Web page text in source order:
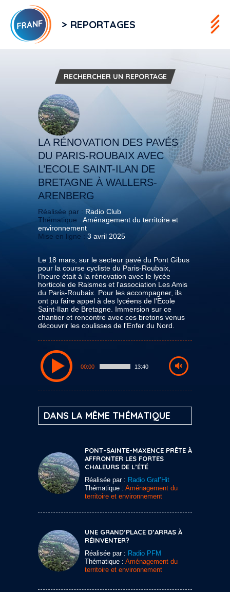
> REPORTAGES
RECHERCHER UN REPORTAGE
LA RÉNOVATION DES PAVÉS
DU PARIS-ROUBAIX AVEC
L’ECOLE SAINT-ILAN DE
BRETAGNE À WALLERS-
ARENBERG
Réalisée par : Radio Club
Thématique : Aménagement du territoire et
environnement
Mise en ligne : 3 avril 2025
Le 18 mars, sur le secteur pavé du Pont Gibus
pour la course cycliste du Paris-Roubaix,
l'heure était à la rénovation avec le lycée
horticole de Raismes et l'association Les Amis
du Paris-Roubaix. Pour les accompagner, ils
ont pu faire appel à des lycéens de l'Ecole
Saint-Ilan de Bretagne. Immersion sur ce
chantier et rencontre avec ces bretons venus
découvrir les coulisses de l'Enfer du Nord.
00:00 13:40
DANS LA MÊME THÉMATIQUE
PONT-SAINTE-MAXENCE PRÊTE À
AFFRONTER LES FORTES
CHALEURS DE L’ÉTÉ
Réalisée par : Radio Graf’Hit
Thématique : Aménagement du
territoire et environnement
UNE GRAND’PLACE D’ARRAS À
RÉINVENTER?
Réalisée par : Radio PFM
Thématique : Aménagement du
territoire et environnement